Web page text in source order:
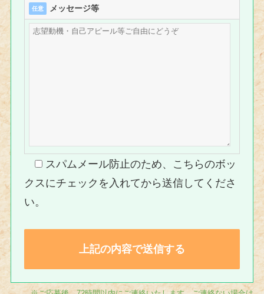
任意 メッセージ等
スパムメール防止のため、こちらのボッ
クスにチェックを入れてから送信してくださ
い。